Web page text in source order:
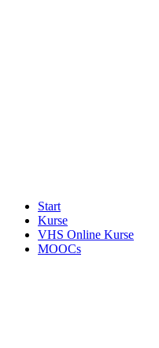
Start
Kurse
VHS Online Kurse
MOOCs